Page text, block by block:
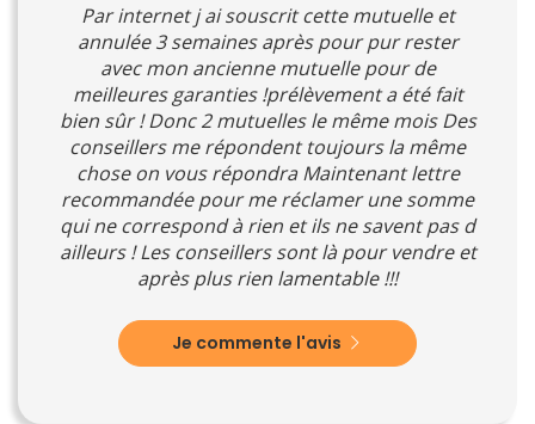
Par internet j ai souscrit cette mutuelle et
annulée 3 semaines après pour pur rester
avec mon ancienne mutuelle pour de
meilleures garanties !prélèvement a été fait
bien sûr ! Donc 2 mutuelles le même mois Des
conseillers me répondent toujours la même
chose on vous répondra Maintenant lettre
recommandée pour me réclamer une somme
qui ne correspond à rien et ils ne savent pas d
ailleurs ! Les conseillers sont là pour vendre et
après plus rien lamentable !!!
Je commente l'avis